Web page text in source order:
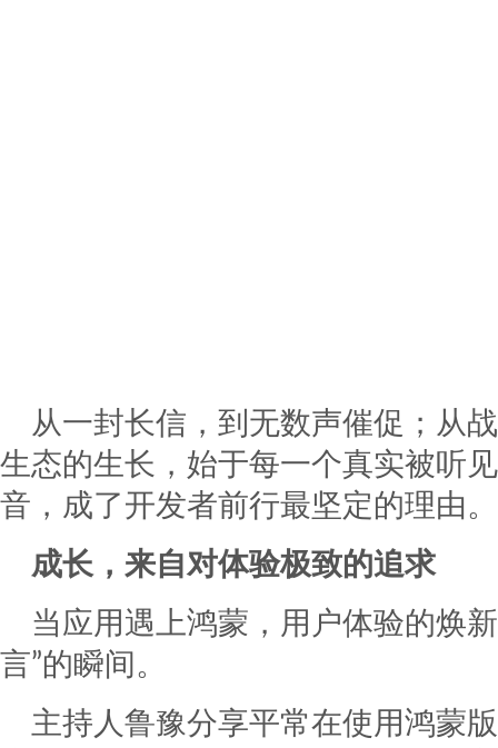
从一封长信，到无数声催促；从
生态的生长，始于每一个真实被听
音，成了开发者前行最坚定的理由。
成长，来自对体验极致的追求
当应用遇上鸿蒙，用户体验的焕
言”的瞬间。
主持人鲁豫分享平常在使用鸿蒙